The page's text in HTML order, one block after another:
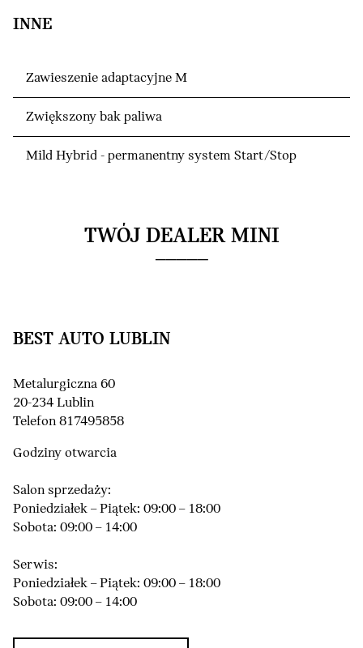
INNE
Zawieszenie adaptacyjne M
Zwiększony bak paliwa
Mild Hybrid - permanentny system Start/Stop
TWÓJ DEALER MINI
BEST AUTO LUBLIN
Metalurgiczna 60
20-234 Lublin
Telefon 817495858
Godziny otwarcia
Salon sprzedaży:
Poniedziałek – Piątek: 09:00 – 18:00
Sobota: 09:00 – 14:00
Serwis:
Poniedziałek – Piątek: 09:00 – 18:00
Sobota: 09:00 – 14:00